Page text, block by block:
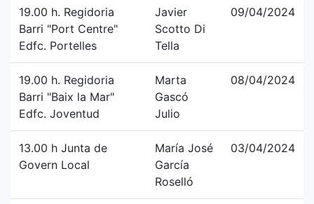
19.00 h. Regidoria
Barri "Port Centre"
Edfc. Portelles
Javier
Scotto Di
Tella
09/04/2024
19.00 h. Regidoria
Barri "Baix la Mar"
Edfc. Joventud
Marta
Gascó
Julio
08/04/2024
13.00 h Junta de
Govern Local
María José
García
Roselló
03/04/2024